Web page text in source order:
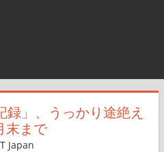
録」、うっかり途絶え
まで
Japan